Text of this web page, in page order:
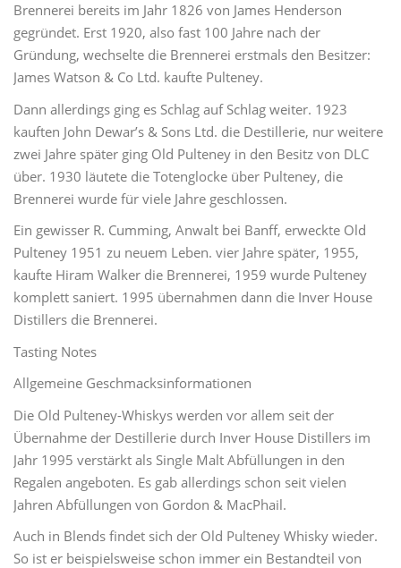
Brennerei bereits im Jahr 1826 von James Henderson
gegründet. Erst 1920, also fast 100 Jahre nach der
Gründung, wechselte die Brennerei erstmals den Besitzer:
James Watson & Co Ltd. kaufte Pulteney.
Dann allerdings ging es Schlag auf Schlag weiter. 1923
kauften John Dewar’s & Sons Ltd. die Destillerie, nur weitere
zwei Jahre später ging Old Pulteney in den Besitz von DLC
über. 1930 läutete die Totenglocke über Pulteney, die
Brennerei wurde für viele Jahre geschlossen.
Ein gewisser R. Cumming, Anwalt bei Banff, erweckte Old
Pulteney 1951 zu neuem Leben. vier Jahre später, 1955,
kaufte Hiram Walker die Brennerei, 1959 wurde Pulteney
komplett saniert. 1995 übernahmen dann die Inver House
Distillers die Brennerei.
Tasting Notes
Allgemeine Geschmacksinformationen
Die Old Pulteney-Whiskys werden vor allem seit der
Übernahme der Destillerie durch Inver House Distillers im
Jahr 1995 verstärkt als Single Malt Abfüllungen in den
Regalen angeboten. Es gab allerdings schon seit vielen
Jahren Abfüllungen von Gordon & MacPhail.
Auch in Blends findet sich der Old Pulteney Whisky wieder.
So ist er beispielsweise schon immer ein Bestandteil von